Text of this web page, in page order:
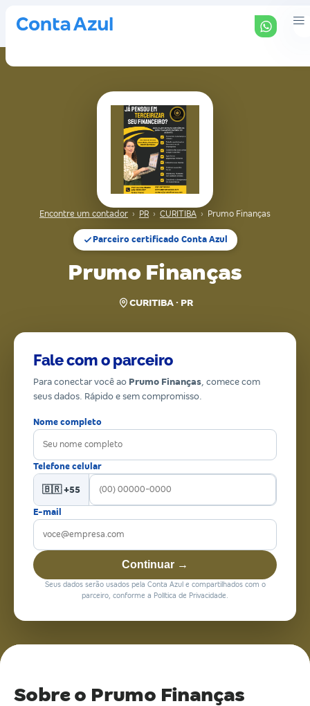
Encontre um contador › PR › CURITIBA › Prumo Finanças
Parceiro certificado Conta Azul
Prumo Finanças
CURITIBA · PR
Fale com o parceiro
Para conectar você ao Prumo Finanças, comece com
seus dados. Rápido e sem compromisso.
Nome completo
Telefone celular
🇧🇷 +55
E-mail
Continuar →
Seus dados serão usados pela Conta Azul e compartilhados com o
parceiro, conforme a Política de Privacidade.
Sobre o Prumo Finanças